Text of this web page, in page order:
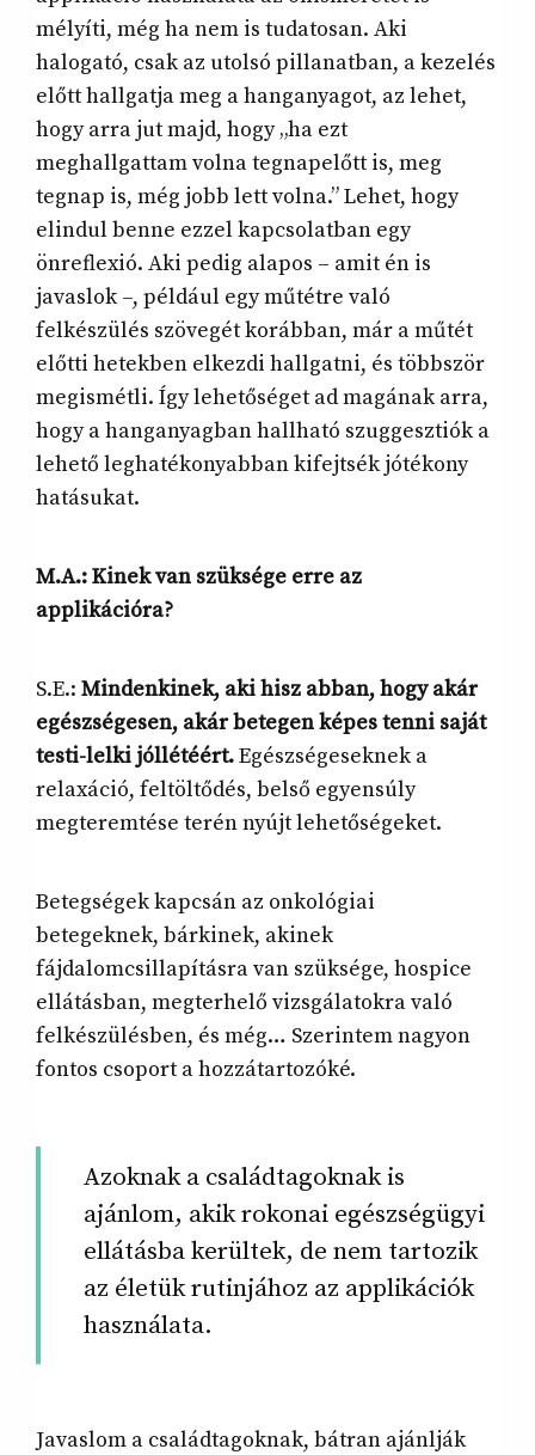
mélyíti, még ha nem is tudatosan. Aki
halogató, csak az utolsó pillanatban, a kezelés
előtt hallgatja meg a hanganyagot, az lehet,
hogy arra jut majd, hogy „ha ezt
meghallgattam volna tegnapelőtt is, meg
tegnap is, még jobb lett volna.” Lehet, hogy
elindul benne ezzel kapcsolatban egy
önreflexió. Aki pedig alapos – amit én is
javaslok –, például egy műtétre való
felkészülés szövegét korábban, már a műtét
előtti hetekben elkezdi hallgatni, és többször
megismétli. Így lehetőséget ad magának arra,
hogy a hanganyagban hallható szuggesztiók a
lehető leghatékonyabban kifejtsék jótékony
hatásukat.
M.A.: Kinek van szüksége erre az
applikációra?
S.E.: Mindenkinek, aki hisz abban, hogy akár
egészségesen, akár betegen képes tenni saját
testi-lelki jóllétéért.Egészségeseknek a
relaxáció, feltöltődés, belső egyensúly
megteremtése terén nyújt lehetőségeket.
Betegségek kapcsán az onkológiai
betegeknek, bárkinek, akinek
fájdalomcsillapításra van szüksége, hospice
ellátásban, megterhelő vizsgálatokra való
felkészülésben, és még… Szerintem nagyon
fontos csoport a hozzátartozóké.
Azoknak a családtagoknak is
ajánlom, akik rokonai egészségügyi
ellátásba kerültek, de nem tartozik
az életük rutinjához az applikációk
használata.
Javaslom a családtagoknak, bátran ajánlják